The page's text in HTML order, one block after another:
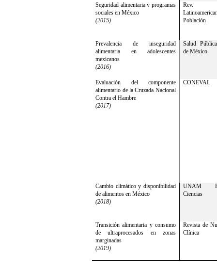
Seguridad alimentaria y programas
sociales en México
(2015)
Rev.
Población
Prevalencia de inseguridad
alimentaria en adolescentes
mexicanos
(2016)
Salud Pública
de México
Evaluación del componente
alimentario de la Cruzada Nacional
Contra el Hambre
(2017)
CONEVAL
Cambio climático y disponibilidad
de alimentos en México
(2018)
UNAM
Ciencias
Transición alimentaria y consumo
de ultraprocesados en zonas
marginadas
(2019)
Revista de
Clínica